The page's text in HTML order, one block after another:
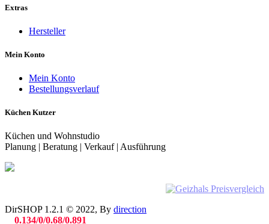
Extras
Hersteller
Mein Konto
Mein Konto
Bestellungsverlauf
Küchen Kutzer
Küchen und Wohnstudio
Planung | Beratung | Verkauf | Ausführung
DirSHOP 1.2.1 © 2022, By direction
0.134/0/0.68/0.891